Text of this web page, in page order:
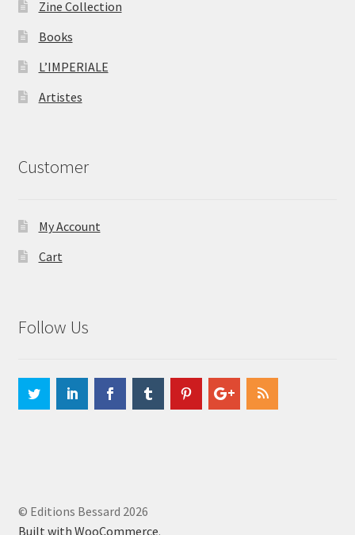
Zine Collection
Books
L’IMPERIALE
Artistes
Customer
My Account
Cart
Follow Us
© Editions Bessard 2026
Built with WooCommerce.